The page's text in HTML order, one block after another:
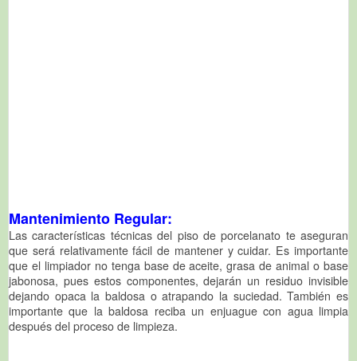
Mantenimiento Regular:
Las características técnicas del piso de porcelanato te aseguran
que será relativamente fácil de mantener y cuidar. Es importante
que el limpiador no tenga base de aceite, grasa de animal o base
jabonosa, pues estos componentes, dejarán un residuo invisible
dejando opaca la baldosa o atrapando la suciedad. También es
importante que la baldosa reciba un enjuague con agua limpia
después del proceso de limpieza.